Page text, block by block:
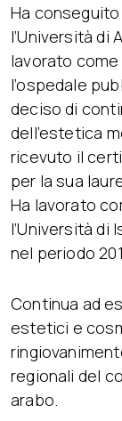
Ha
l’Università di
lavorato
l’ospedale
deciso di
dell’estetica
ricevuto il
per la sua
Ha lavorato
l’Università di
nel periodo
Continua ad
estetici e
regionali del
arabo.